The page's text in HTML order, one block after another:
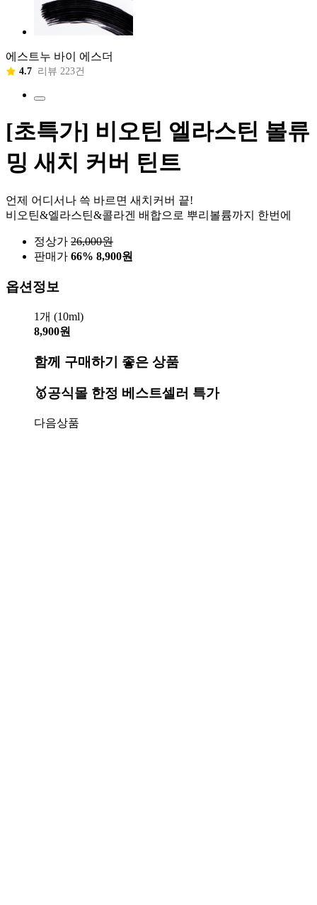
에스트누 바이 에스더
4.7 리뷰 223건
[초특가] 비오틴 엘라스틴 볼류
밍 새치 커버 틴트
언제 어디서나 쓱 바르면 새치커버 끝!
비오틴&엘라스틴&콜라겐 배합으로 뿌리볼륨까지 한번에
정상가 26,000원
판매가 66% 8,900원
옵션정보
1개 (10ml)
8,900원
함께 구매하기 좋은 상품
🥇공식몰 한정 베스트셀러 특가
다음상품